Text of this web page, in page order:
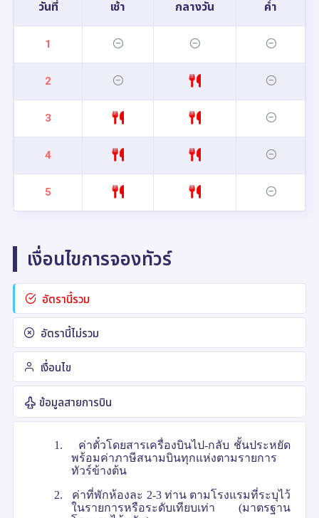
วันที่ เช้า กลางวัน ค่ำ
1
2
3
4
5
เงื่อนไขการจองทัวร์
อัตรานี้รวม
อัตรานี้ไม่รวม
เงื่อนไข
ข้อมูลสายการบิน
1.
ค่าตั๋วโดยสารเครื่องบินไป-กลับ ชั้นประหยัด
พร้อมค่าภาษีสนามบินทุกแห่งตามรายการ
ทัวร์ข้างต้น
2.
ค่าที่พักห้องละ 2-3 ท่าน ตามโรงแรมที่ระบุไว้
ในรายการหรือระดับเทียบเท่า (มาตรฐาน